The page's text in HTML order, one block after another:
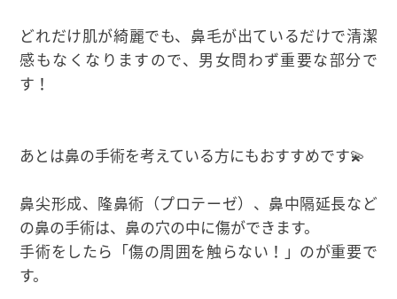
どれだけ肌が綺麗でも、鼻毛が出ているだけで清潔
感もなくなりますので、男女問わず重要な部分で
す！
あとは鼻の手術を考えている方にもおすすめです💫
鼻尖形成、隆鼻術（プロテーゼ）、鼻中隔延長など
の鼻の手術は、鼻の穴の中に傷ができます。
手術をしたら「傷の周囲を触らない！」のが重要で
す。